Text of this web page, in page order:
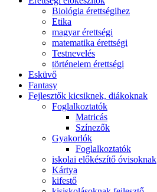
Biológia érettségihez
Etika
magyar érettségi
matematika érettségi
Testnevelés
történelem érettségi
Esküvő
Fantasy
Fejlesztők kicsiknek, diákoknak
Foglalkoztatók
Matricás
Színezők
Gyakorlók
Foglalkoztatók
iskolai előkészítő óvisoknak
Kártya
kifestő